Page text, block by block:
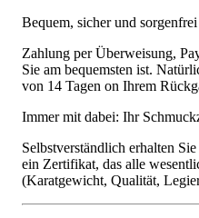
Bequem, sicher und sorgenfrei
Zahlung per Überweisung,
Sie am bequemsten ist.
von 14 Tagen on Ihrem
Immer mit dabei: Ihr
Selbstverständlich erhalten
ein Zertifikat, das alle
(Karatgewicht, Qualität,